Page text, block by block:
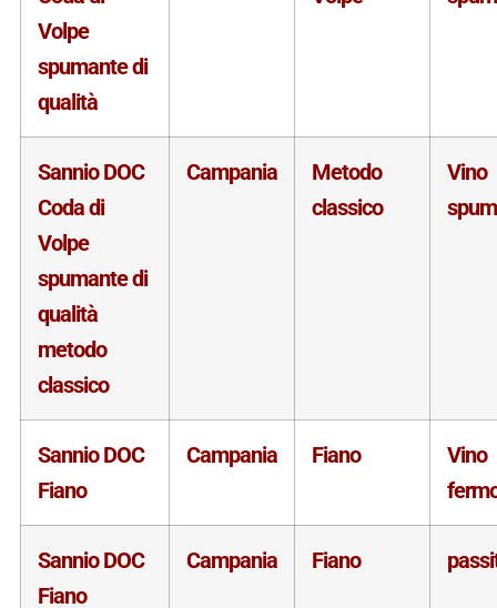
Volpe
spumante di
qualità
Sannio DOC
Coda di
Volpe
spumante di
qualità
metodo
classico
Campania
Metodo
classico
Vino
Sannio DOC
Fiano
Campania Fiano
Vino
Sannio DOC
Fiano
Campania Fiano